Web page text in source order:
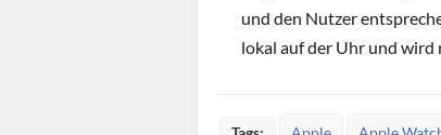
und den Nutzer
lokal auf der Uhr und wird